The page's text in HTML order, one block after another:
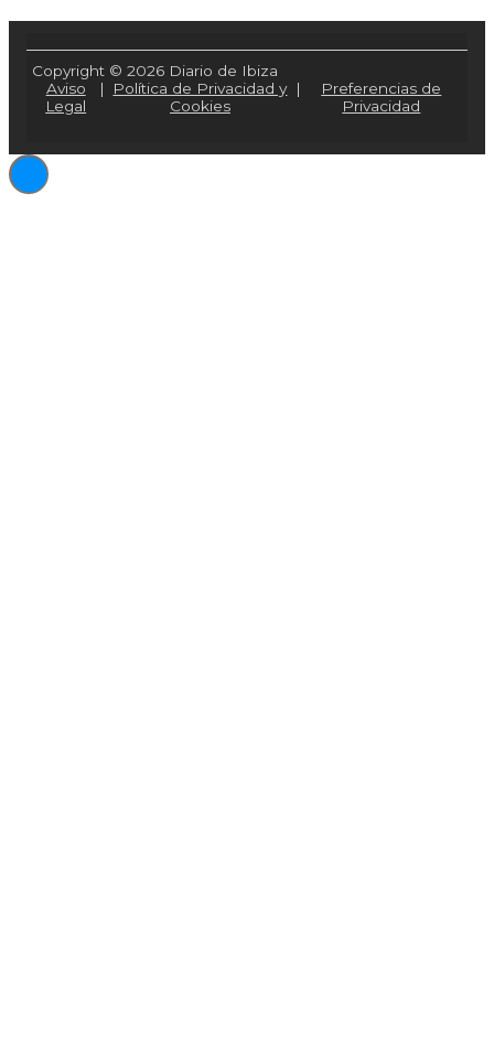
Copyright © 2026 Diario de Ibiza
Aviso
Legal
|
Política de Privacidad y
Cookies
|
Preferencias de
Privacidad